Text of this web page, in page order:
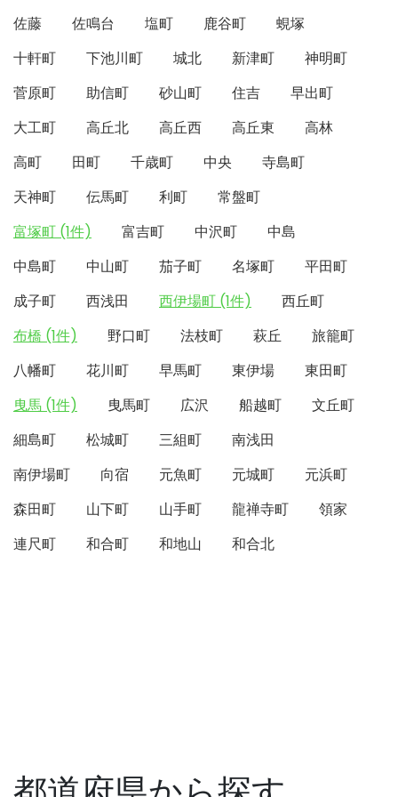
佐藤
佐鳴台 塩町 鹿谷町
蜆塚
十軒町
下池川町 城北 新津町
神明町
菅原町
助信町 砂山町 住吉
早出町
大工町
高丘北 高丘西 高丘東
高林
高町
田町 千歳町 中央
寺島町
天神町
伝馬町 利町
常盤町
富塚町 (1件)
富吉町 中沢町
中島
中島町
中山町 茄子町 名塚町
平田町
成子町
西浅田 西伊場町 (1件)
西丘町
布橋 (1件)
野口町 法枝町 萩丘
旅籠町
八幡町
花川町 早馬町 東伊場
東田町
曳馬 (1件)
曳馬町 広沢 船越町
文丘町
細島町
松城町 三組町
南浅田
南伊場町
向宿 元魚町 元城町
元浜町
森田町
山下町 山手町 龍禅寺町
領家
連尺町
和合町 和地山 和合北